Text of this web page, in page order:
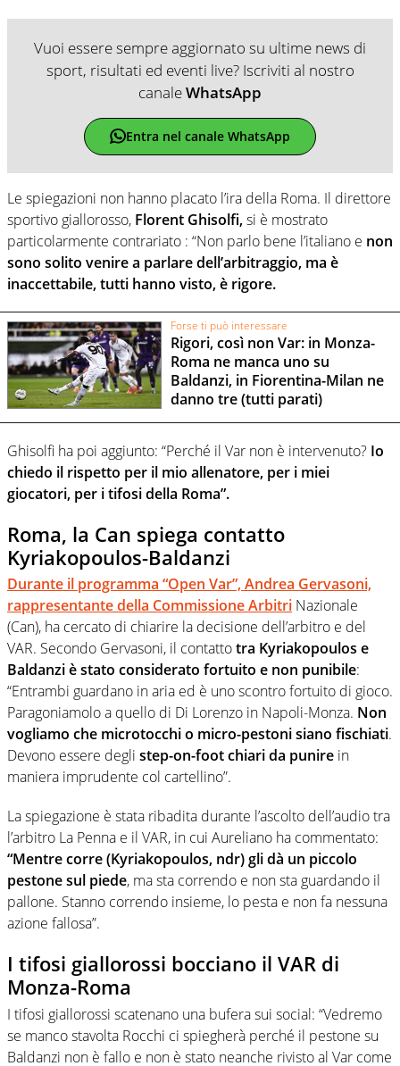
Vuoi essere sempre aggiornato su ultime news di
sport, risultati ed eventi live? Iscriviti al nostro
canaleWhatsApp
Entra nel canale WhatsApp
Le spiegazioni non hanno placato l’ira della Roma. Il direttore
sportivo giallorosso, Florent Ghisolfi,si è mostrato
particolarmente contrariato : “Non parlo bene l’italiano e non
sono solito venire a parlare dell’arbitraggio, ma è
inaccettabile, tutti hanno visto, è rigore.
Forse ti può interessare
Rigori, così non Var: in Monza-
Roma ne manca uno su
Baldanzi, in Fiorentina-Milan ne
danno tre (tutti parati)
Ghisolfi ha poi aggiunto: “Perché il Var non è intervenuto? Io
chiedo il rispetto per il mio allenatore, per i miei
giocatori, per i tifosi della Roma”.
Roma, la Can spiega contatto
Kyriakopoulos-Baldanzi
Durante il programma “Open Var”, Andrea Gervasoni,
rappresentante della Commissione Arbitri Nazionale
(Can), ha cercato di chiarire la decisione dell’arbitro e del
VAR. Secondo Gervasoni, il contattotra Kyriakopoulos e
Baldanzi è stato considerato fortuito e non punibile:
“Entrambi guardano in aria ed è uno scontro fortuito di gioco.
Paragoniamolo a quello di Di Lorenzo in Napoli-Monza. Non
vogliamo che microtocchi o micro-pestoni siano fischiati.
Devono essere degli step-on-foot chiari da punire in
maniera imprudente col cartellino”.
La spiegazione è stata ribadita durante l’ascolto dell’audio tra
l’arbitro La Penna e il VAR, in cui Aureliano ha commentato:
“Mentre corre (Kyriakopoulos, ndr) gli dà un piccolo
pestone sul piede, ma sta correndo e non sta guardando il
pallone. Stanno correndo insieme, lo pesta e non fa nessuna
azione fallosa”.
I tifosi giallorossi bocciano il VAR di
Monza-Roma
I tifosi giallorossi scatenano una bufera sui social: “Vedremo
se manco stavolta Rocchi ci spiegherà perché il pestone su
Baldanzi non è fallo e non è stato neanche rivisto al Var come